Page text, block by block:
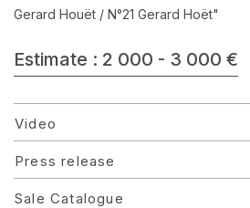
Gerard Houët / N°21 Gerard Hoët"
Estimate : 2 000 - 3 000 €
Video
Press release
Sale Catalogue